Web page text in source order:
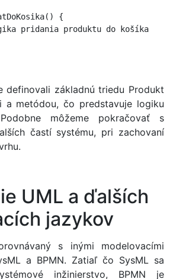
{
pridania produktu do košíka
definovali základnú triedu Produkt
a metódou, čo predstavuje logiku
môžeme pokračovať s
častí systému, pri zachovaní
UML a ďalších
jazykov
s inými modelovacími
a BPMN. Zatiaľ čo SysML sa
inžinierstvo, BPMN je